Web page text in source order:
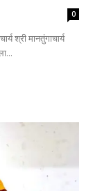
0
श्री मानतुंगाचार्य